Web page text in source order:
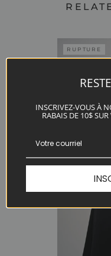
RUPTURE
INSCRIVEZ-VOUS À
RABAIS DE 10$